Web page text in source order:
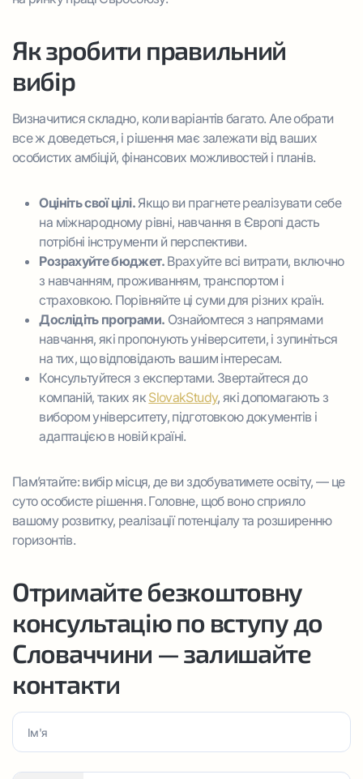
Як зробити правильний
вибір
Визначитися складно, коли варіантів багато. Але обрати
все ж доведеться, і рішення має залежати від ваших
особистих амбіцій, фінансових можливостей і планів.
Оцініть свої цілі.Якщо ви прагнете реалізувати себе
на міжнародному рівні, навчання в Європі дасть
потрібні інструменти й перспективи.
Розрахуйте бюджет.Врахуйте всі витрати, включно
з навчанням, проживанням, транспортом і
страховкою. Порівняйте ці суми для різних країн.
Дослідіть програми. Ознайомтеся з напрямами
навчання, які пропонують університети, і зупиніться
на тих, що відповідають вашим інтересам.
Консультуйтеся з експертами. Звертайтеся до
компаній, таких як SlovakStudy, які допомагають з
вибором університету, підготовкою документів і
адаптацією в новій країні.
Пам’ятайте: вибір місця, де ви здобуватимете освіту, — це
суто особисте рішення. Головне, щоб воно сприяло
вашому розвитку, реалізації потенціалу та розширенню
горизонтів.
Отримайте безкоштовну
консультацію по вступу до
Словаччини — залишайте
контакти